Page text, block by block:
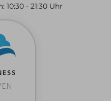
10:30 - 21:30 Uhr